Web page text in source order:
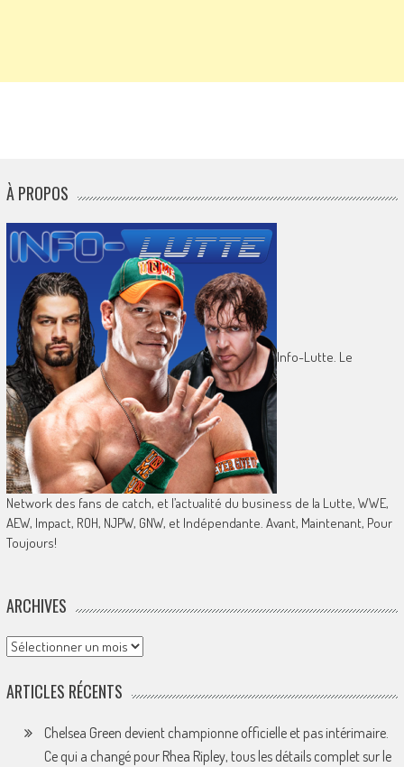
À PROPOS
Info-Lutte. Le
Network des fans de catch, et l’actualité du business de la Lutte, WWE,
AEW, Impact, ROH, NJPW, GNW, et Indépendante. Avant, Maintenant, Pour
Toujours!
ARCHIVES
Archives
ARTICLES RÉCENTS
Chelsea Green devient championne officielle et pas intérimaire.
Ce qui a changé pour Rhea Ripley, tous les détails complet sur le